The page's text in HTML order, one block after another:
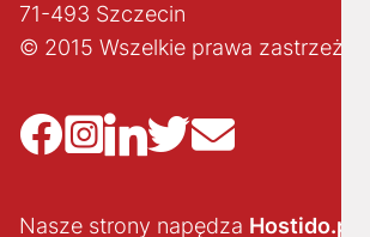
71-493 Szczecin
© 2015 Wszelkie prawa zastrzeżone
Nasze strony napędza Hostido.pl